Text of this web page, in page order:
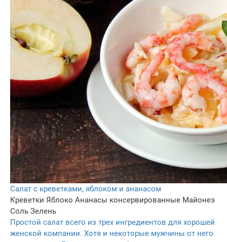
Салат с креветками, яблоком и ананасом
Креветки Яблоко Ананасы консервированные Майонез
Соль Зелень
Простой салат всего из трех ингредиентов для хорошей
женской компании. Хотя и некоторые мужчины от него